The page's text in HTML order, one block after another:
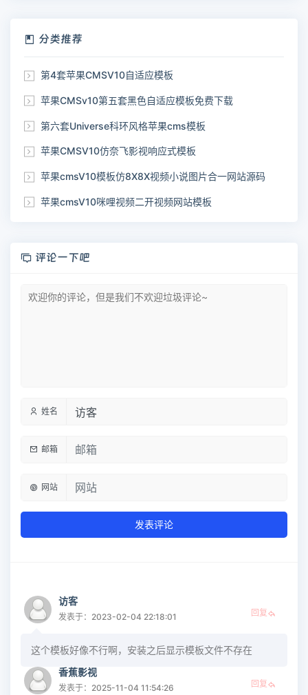
分类推荐
第4套苹果CMSV10自适应模板
苹果CMSv10第五套黑色自适应模板免费下载
第六套Universe科环风格苹果cms模板
苹果CMSV10仿奈飞影视响应式模板
苹果cmsV10模板仿8X8X视频小说图片合一网站源码
苹果cmsV10咪哩视频二开视频网站模板
评论一下吧
姓名
邮箱
网站
发表评论
访客
发表于：2023-02-04 22:18:01 回复
这个模板好像不行啊，安装之后显示模板文件不存在
香蕉影视
发表于：2025-11-04 11:54:26 回复